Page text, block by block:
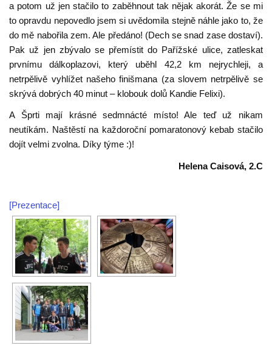
a potom už jen stačilo to zaběhnout tak nějak akorát. Že se mi
to opravdu nepovedlo jsem si uvědomila stejně náhle jako to, že
do mě nabořila zem. Ale předáno! (Dech se snad zase dostaví).
Pak už jen zbývalo se přemístit do Pařížské ulice, zatleskat
prvnímu dálkoplazovi, který uběhl 42,2 km nejrychleji, a
netrpělivě vyhlížet našeho finišmana (za slovem netrpělivě se
skrývá dobrých 40 minut – klobouk dolů Kandie Felixi).
A Šprti mají krásné sedmnácté místo! Ale teď už nikam
neutíkám. Naštěstí na každoroční pomaratonový kebab stačilo
dojít velmi zvolna. Díky týme :)!
Helena Caisová, 2.C
[Prezentace]